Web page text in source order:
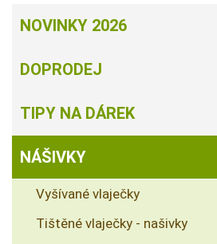
NOVINKY 2026
DOPRODEJ
TIPY NA DÁREK
NÁŠIVKY
Vyšívané vlaječky
Tištěné vlaječky - našivky